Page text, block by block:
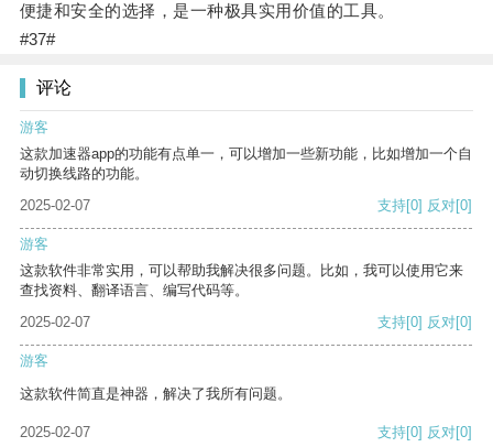
便捷和安全的选择，是一种极具实用价值的工具。
#37#
评论
游客
这款加速器app的功能有点单一，可以增加一些新功能，比如增加一个自
动切换线路的功能。
2025-02-07
支持[0] 反对[0]
游客
这款软件非常实用，可以帮助我解决很多问题。比如，我可以使用它来
查找资料、翻译语言、编写代码等。
2025-02-07
支持[0] 反对[0]
游客
这款软件简直是神器，解决了我所有问题。
2025-02-07 支持[0] 反对[0]